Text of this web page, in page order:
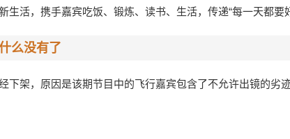
生活，携手嘉宾吃饭、锻炼、读书、生活，传递“每一天都要
么没有了
下架，原因是该期节目中的飞行嘉宾包含了不允许出镜的劣